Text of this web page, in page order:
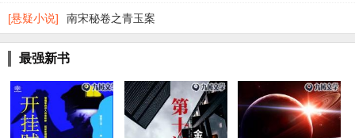
[悬疑小说] 南宋秘卷之青玉案
最强新书